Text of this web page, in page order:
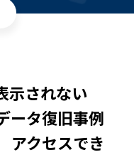
示されない
ータ復旧事例
クセスでき